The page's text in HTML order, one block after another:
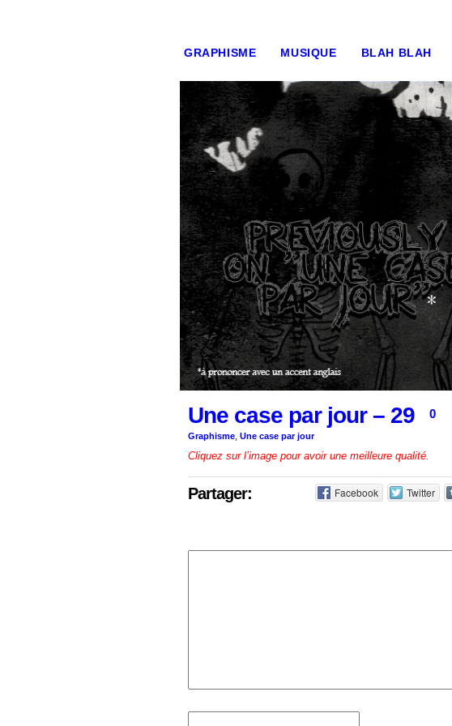
GRAPHISME MUSIQUE BLAH BLAH
Une case par jour – 29 0
Graphisme Une case par jour
Cliquez sur l’image pour avoir une meilleure qualité.
Partager: Facebook Twitter